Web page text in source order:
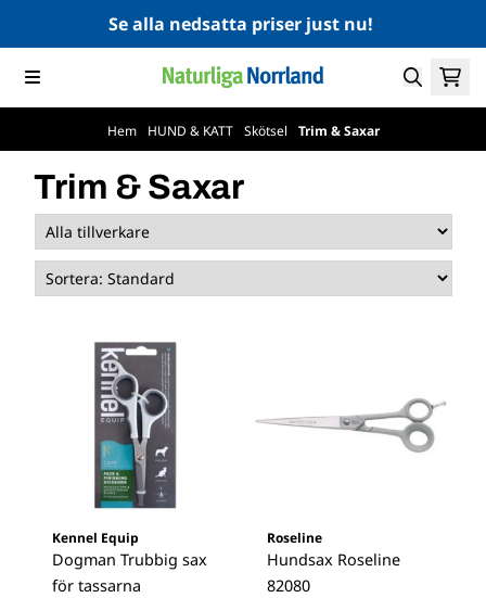
Hoppa till innehållSe alla nedsatta priser just nu!
Hem HUND & KATT Skötsel Trim & Saxar
Trim & Saxar
Kennel Equip
Dogman Trubbig sax
för tassarna
Roseline
Hundsax Roseline
82080